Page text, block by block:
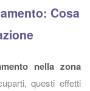
Cosa
nella zona
questi effetti